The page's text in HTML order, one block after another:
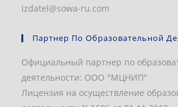
izdatel@sowa-ru.com
Партнер По Образовательной
Официальный партнер по
деятельности: ООО "МЦНИП"
Лицензия на осуществление